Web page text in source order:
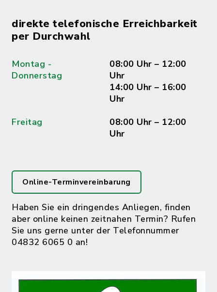
direkte telefonische Erreichbarkeit
per Durchwahl
Montag -
Donnerstag
08:00 Uhr – 12:00
Uhr
14:00 Uhr – 16:00
Uhr
Freitag
08:00 Uhr – 12:00
Uhr
Online-Terminvereinbarung
Haben Sie ein dringendes Anliegen, finden
aber online keinen zeitnahen Termin? Rufen
Sie uns gerne unter der Telefonnummer
04832 6065 0 an!